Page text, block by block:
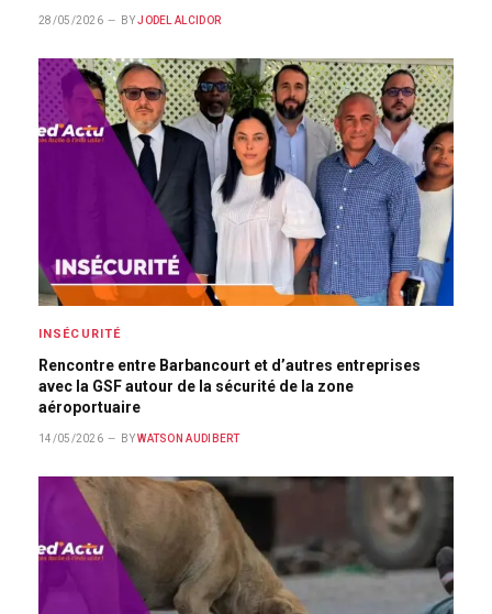
28/05/2026 BY JODEL ALCIDOR
INSÉCURITÉ
Rencontre entre Barbancourt et d’autres entreprises
avec la GSF autour de la sécurité de la zone
aéroportuaire
14/05/2026 BY WATSON AUDIBERT